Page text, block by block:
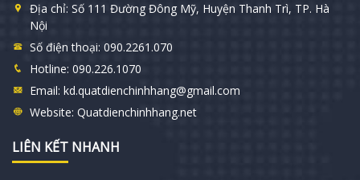
Địa chỉ: Số 111 Đường Đông Mỹ, Huyện Thanh Trì, TP. Hà
Nội
Số điện thoại: 090.2261.070
Hotline: 090.226.1070
Email: kd.quatdienchinhhang@gmail.com
Website: Quatdienchinhhang.net
LIÊN KẾT NHANH